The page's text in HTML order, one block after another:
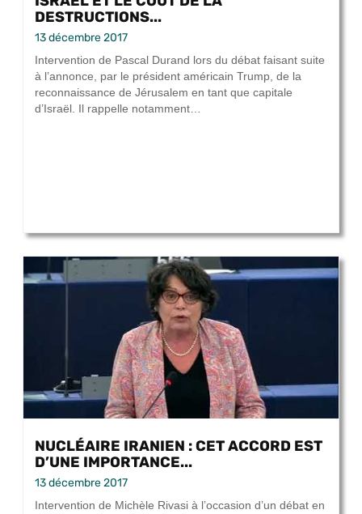
DESTRUCTIONS...
13 décembre 2017
Intervention de Pascal Durand lors du débat faisant suite
à l’annonce, par le président américain Trump, de la
reconnaissance de Jérusalem en tant que capitale
d’Israël. Il rappelle notamment…
NUCLÉAIRE IRANIEN : CET ACCORD EST
D’UNE IMPORTANCE...
13 décembre 2017
Intervention de Michèle Rivasi à l’occasion d’un débat en